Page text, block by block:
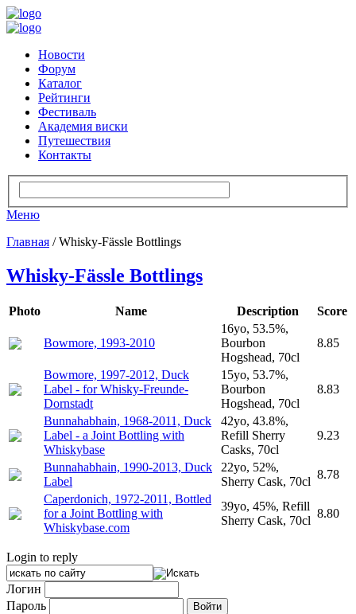
Новости
Форум
Каталог
Рейтинги
Фестиваль
Академия виски
Путешествия
Контакты
Меню
Главная / Whisky-Fässle Bottlings
Whisky-Fässle Bottlings
Photo Name Description Score
Bowmore, 1993-2010
16yo, 53.5%,
Bourbon
Hogshead, 70cl
8.85
Bowmore, 1997-2012, Duck
Label - for Whisky-Freunde-
Dornstadt
15yo, 53.7%,
Bourbon
Hogshead, 70cl
8.83
Bunnahabhain, 1968-2011, Duck
Label - a Joint Bottling with
Whiskybase
42yo, 43.8%,
Refill Sherry
Casks, 70cl
9.23
Bunnahabhain, 1990-2013, Duck
Label
22yo, 52%,
Sherry Cask, 70cl
8.78
Caperdonich, 1972-2011, Bottled
for a Joint Bottling with
Whiskybase.com
39yo, 45%, Refill
Sherry Cask, 70cl
8.80
Login to reply
Логин
Пароль